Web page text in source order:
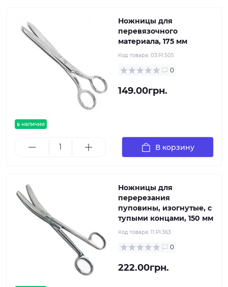
в наличии
Ножницы для
перевязочного
материала, 175 мм
Код товара: 03.PI.505
0
149.00грн.
В корзину
Ножницы для
перерезания
пуповины, изогнутые, с
тупыми концами, 150 мм
Код товара: 11.PI.363
0
222.00грн.